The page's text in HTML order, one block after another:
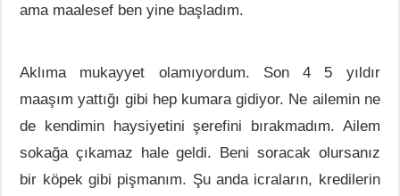
ama maalesef ben yine başladım.
Aklıma mukayyet olamıyordum. Son 4 5 yıldır
maaşım yattığı gibi hep kumara gidiyor. Ne ailemin ne
de kendimin haysiyetini şerefini bırakmadım. Ailem
sokağa çıkamaz hale geldi. Beni soracak olursanız
bir köpek gibi pişmanım. Şu anda icraların, kredilerin